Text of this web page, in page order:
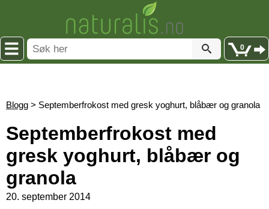
0
Blogg > Septemberfrokost med gresk yoghurt, blåbær og granola
Septemberfrokost med
gresk yoghurt, blåbær og
granola
20. september 2014